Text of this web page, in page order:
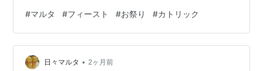
ちなみにこのような情報を知っておくと、当日のそのエ
リアは通行止めがたくさん発生しているので、交通渋滞
やバスのルート変更に対しての心の準備(？)もできます。
7月の各エリアでのFeastは以下の日程です。()内はエリア
#マルタ #フィースト #お祭り #カトリック
日々マルタ • 2ヶ月前